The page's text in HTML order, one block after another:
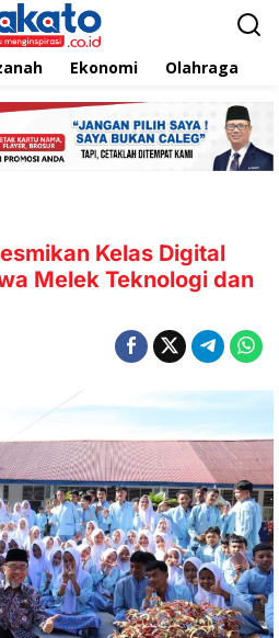
Ekonomi Olahraga
Kelas Digital
Melek Teknologi dan